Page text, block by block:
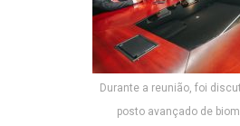
Durante a reunião, foi
posto avançado de